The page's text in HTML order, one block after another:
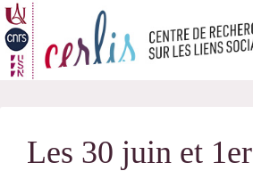
Passer
au
contenu
Les 30 juin et 1er